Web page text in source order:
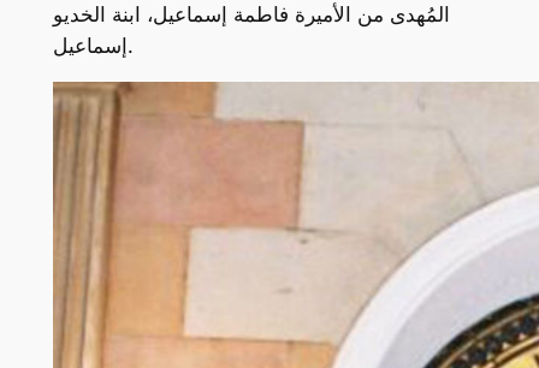
المُهدى من الأميرة فاطمة إسماعيل، ابنة الخديو
إسماعيل.